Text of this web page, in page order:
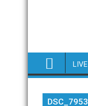
LIVE
DSC_7953